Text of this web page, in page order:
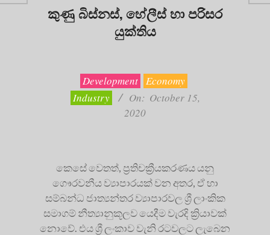
කුණු බිස්නස්, හේලීස් හා පරිසර
යුක්තිය
Development Economy
Industry
On: October 15,
2020
කෙසේ වෙතත්, ප්‍රතිචක්‍රීයකරණය යනු
ගෞරවනීය ව්‍යාපාරයක් වන අතර, ඒ හා
සම්බන්ධ ජාත්‍යන්තර ව්‍යාපාරවල ශ්‍රී ලාංකික
සමාගම් නීත්‍යානුකූලව යෙදීම වැරදි ක්‍රියාවක්
නොවේ. එය ශ්‍රී ලංකාව වැනි රටවලට ලැබෙන